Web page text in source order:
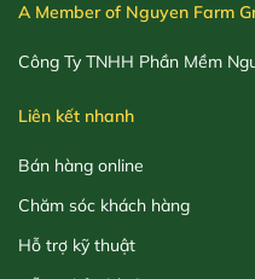
A Member of Nguyen Farm
Công Ty TNHH Phần Mềm
Liên kết nhanh
Bán hàng online
Chăm sóc khách hàng
Hỗ trợ kỹ thuật